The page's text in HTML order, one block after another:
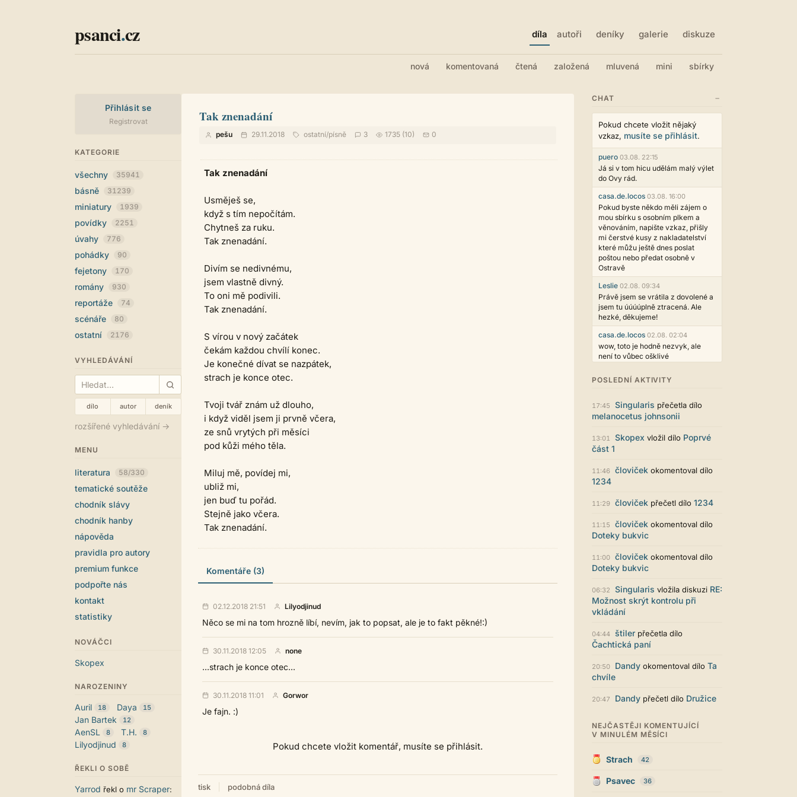
psanci.cz díla autoři deníky galerie diskuze
nová komentovaná čtená založená mluvená mini sbírky
Přihlásit se
Registrovat
KATEGORIE
všechny 35941
básně 31239
miniatury 1939
povídky 2251
úvahy 776
pohádky 90
fejetony 170
romány 930
reportáže 74
scénáře 80
ostatní 2176
VYHLEDÁVÁNÍ
dílo autor deník
rozšířené vyhledávání →
MENU
literatura 58/330
tematické soutěže
chodník slávy
chodník hanby
nápověda
pravidla pro autory
premium funkce
podpořte nás
kontakt
statistiky
NOVÁČCI
Skopex
NAROZENINY
Auril 18 Daya 15
Jan Bartek 12
AenSL 8 T.H. 8
Lilyodjinud 8
ŘEKLI O SOBĚ
Yarrod řekl o mr Scraper:
Tak znenadání
pešu 29.11.2018 ostatní/písně 3 1735 (10) 0
Tak znenadání
Usměješ se,
když s tím nepočítám.
Chytneš za ruku.
Tak znenadání.
Divím se nedivnému,
jsem vlastně divný.
To oni mě podivili.
Tak znenadání.
S vírou v nový začátek
čekám každou chvílí konec.
Je konečné dívat se nazpátek,
strach je konce otec.
Tvoji tvář znám už dlouho,
i když viděl jsem ji prvně včera,
ze snů vrytých při měsíci
pod kůži mého těla.
Miluj mě, povídej mi,
ubliž mi,
jen buď tu pořád.
Stejně jako včera.
Tak znenadání.
Komentáře (3)
02.12.2018 21:51 Lilyodjinud
Něco se mi na tom hrozně líbí, nevím, jak to popsat, ale je to fakt pěkné!:)
30.11.2018 12:05 none
...strach je konce otec...
30.11.2018 11:01 Gorwor
Je fajn. :)
Pokud chcete vložit komentář, musíte se přihlásit.
tisk podobná díla
CHAT −
Pokud chcete vložit nějaký
vzkaz, musíte se přihlásit.
puero 03.08. 22:15
Já si v tom hicu udělám malý výlet
do Ovy rád.
casa.de.locos 03.08. 16:00
Pokud byste někdo měli zájem o
mou sbírku s osobním plkem a
věnováním, napište vzkaz, přišly
mi čerstvé kusy z nakladatelství
které můžu ještě dnes poslat
poštou nebo předat osobně v
Ostravě
Leslie 02.08. 09:34
Právě jsem se vrátila z dovolené a
jsem tu úúúúplně ztracená. Ale
hezké, děkujeme!
casa.de.locos 02.08. 02:04
wow, toto je hodně nezvyk, ale
není to vůbec ošklivé
Jarda468
Už i počet přečtení jde vidět,
myslím také už v pořádku,
perfektní práce :)
Singularis
30.07. 06:19
Líbí se mi tmavá varianta nového
vzhledu. Na některých místech
jsou sice mezi prvky příliš velké
mezery, ale když mě to bude štvát,
určitě to půjde upravit místním
funkční a příjemný. Podvedl se.
puero 29.07. 11:53
Zajímavý počin. Líbí se mi jak je to
Santiago Dibla 29.07. 11:01
Ahoj všem! Právě jsem publikoval
formátu pdf. Budu moc rád za
přečtení! Sbírka nese název Já v
sobě, dostupná je například zde:
a-v-sobe-428529 Santiago :)
Kristína Melegová
super práca, symbol toho, že to tu
ešte žije
Pena pace Lukio,... bude to tvrdy
zvykneme sei
Terri42
chvilku jsem si zvykala, ale je to
POSLEDNÍ AKTIVITY
17:45 Singularis přečetla dílo
melanocetus johnsonii
13:01 Skopex vložil dílo Poprvé
část 1
11:46 človiček okomentoval dílo
1234
11:29 človiček přečetl dílo 1234
11:15 človiček okomentoval dílo
Doteky bukvic
11:00 človiček okomentoval dílo
Doteky bukvic
06:32 Singularis vložila diskuzi RE:
Možnost skrýt kontrolu při
vkládání
04:44 štiler přečetla dílo
Čachtická paní
20:50 Dandy okomentoval dílo Ta
chvíle
20:47 Dandy přečetl dílo Družice
NEJČASTĚJI KOMENTUJÍCÍ
V MINULÉM MĚSÍCI
Strach 42
Psavec 36